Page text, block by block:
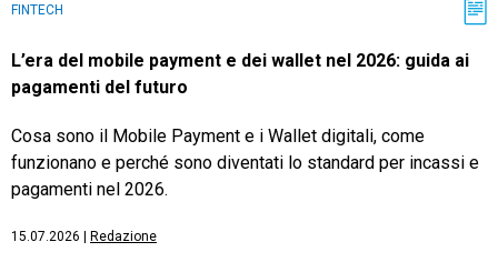
FINTECH
L’era del mobile payment e dei wallet nel 2026: guida ai
pagamenti del futuro
Cosa sono il Mobile Payment e i Wallet digitali, come
funzionano e perché sono diventati lo standard per incassi e
pagamenti nel 2026.
15.07.2026 Redazione